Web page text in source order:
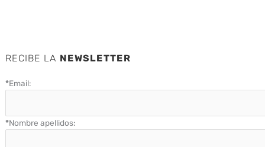
RECIBE LA NEWSLETTER
*Email:
*Nombre apellidos: